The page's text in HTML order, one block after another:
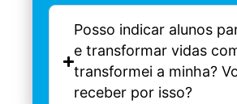
Posso indicar alunos
e transformar vidas
transformei a minha?
receber por isso?